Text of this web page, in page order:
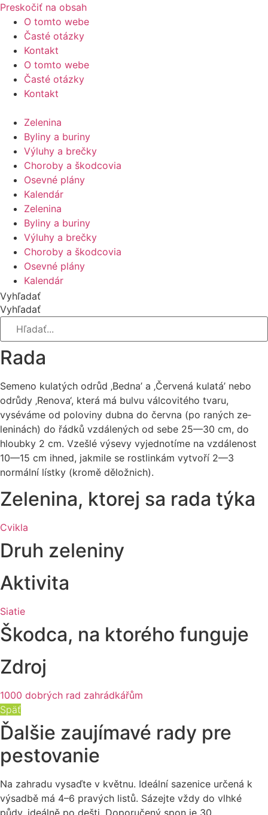
Preskočiť na obsah
O tomto webe
Časté otázky
Kontakt
O tomto webe
Časté otázky
Kontakt
Zelenina
Byliny a buriny
Výluhy a brečky
Choroby a škodcovia
Osevné plány
Kalendár
Zelenina
Byliny a buriny
Výluhy a brečky
Choroby a škodcovia
Osevné plány
Kalendár
Vyhľadať
Vyhľadať
Rada
Semeno kulatých odrůd ‚Bedna’ a ‚Čer­vená kulatá’ nebo
odrůdy ‚Renova‘, která má bulvu válcovitého tvaru,
vyséváme od poloviny dubna do června (po raných ze­
leninách) do řádků vzdálených od sebe 25—30 cm, do
hloubky 2 cm. Vzešlé výsevy vyjednotíme na vzdálenost
10—15 cm ihned, jakmile se rostlinkám vytvoří 2—3
normální lístky (kromě děložnich).
Zelenina, ktorej sa rada týka
Cvikla
Druh zeleniny
Aktivita
Siatie
Škodca, na ktorého funguje
Zdroj
1000 dobrých rad zahrádkářům
Späť
Ďalšie zaujímavé rady pre
pestovanie
Na zahradu vysaďte v květnu. Ideální sazenice určená k
výsadbě má 4–6 pravých listů. Sázejte vždy do vlhké